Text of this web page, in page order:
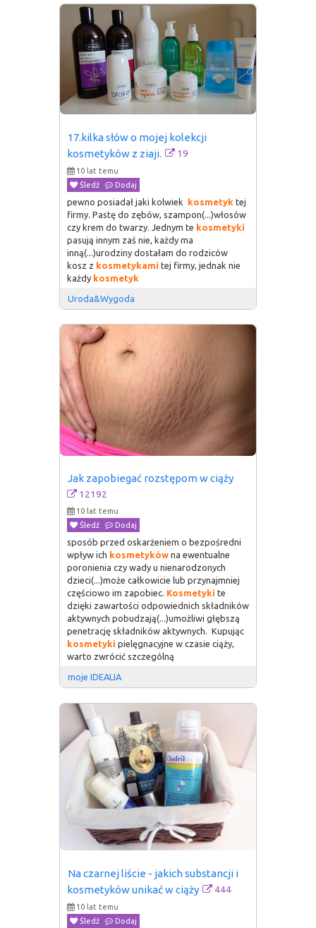
17.kilka słów o mojej kolekcji
kosmetyków z ziaji.
19
10 lat temu
Śledź
Dodaj
pewno posiadał jaki kolwiek kosmetyk tej
firmy. Pastę do zębów, szampon(...)włosów
czy krem do twarzy. Jednym te kosmetyki
pasują innym zaś nie, każdy ma
inną(...)urodziny dostałam do rodziców
kosz z kosmetykami tej firmy, jednak nie
każdy kosmetyk
Uroda&Wygoda
Jak zapobiegać rozstępom w ciąży
12192
10 lat temu
Śledź
Dodaj
sposób przed oskarżeniem o bezpośredni
wpływ ich kosmetyków na ewentualne
poronienia czy wady u nienarodzonych
dzieci(...)może całkowicie lub przynajmniej
częściowo im zapobiec. Kosmetyki te
dzięki zawartości odpowiednich składników
aktywnych pobudzają(...)umożliwi głębszą
penetrację składników aktywnych. Kupując
kosmetyki pielęgnacyjne w czasie ciąży,
warto zwrócić szczególną
moje IDEALIA
Na czarnej liście - jakich substancji i
kosmetyków unikać w ciąży
444
10 lat temu
Śledź
Dodaj